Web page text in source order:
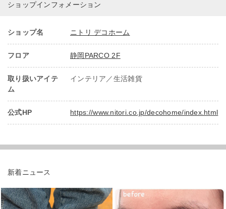
ショップインフォメーション
ショップ名 ニトリ デコホーム
フロア 静岡PARCO 2F
取り扱いアイテ
ム
インテリア／生活雑貨
公式HP https://www.nitori.co.jp/decohome/index.html
新着ニュース